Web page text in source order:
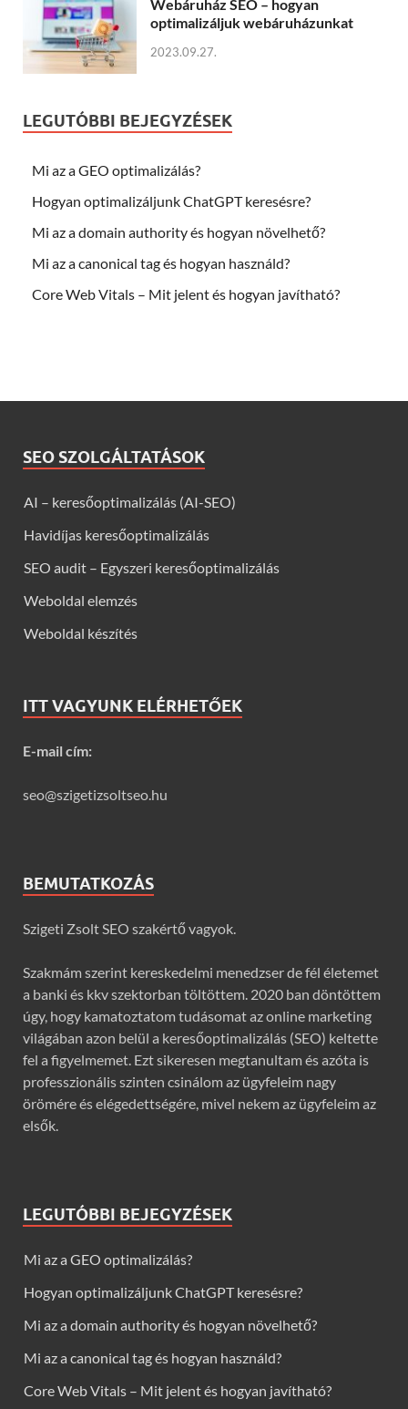
Webáruház SEO – hogyan
optimalizáljuk webáruházunkat
2023.09.27.
LEGUTÓBBI BEJEGYZÉSEK
Mi az a GEO optimalizálás?
Hogyan optimalizáljunk ChatGPT keresésre?
Mi az a domain authority és hogyan növelhető?
Mi az a canonical tag és hogyan használd?
Core Web Vitals – Mit jelent és hogyan javítható?
SEO SZOLGÁLTATÁSOK
AI – keresőoptimalizálás (AI-SEO)
Havidíjas keresőoptimalizálás
SEO audit – Egyszeri keresőoptimalizálás
Weboldal elemzés
Weboldal készítés
ITT VAGYUNK ELÉRHETŐEK
E-mail cím:
seo@szigetizsoltseo.hu
BEMUTATKOZÁS
Szigeti Zsolt SEO szakértő vagyok.
Szakmám szerint kereskedelmi menedzser de fél életemet
a banki és kkv szektorban töltöttem. 2020 ban döntöttem
úgy, hogy kamatoztatom tudásomat az online marketing
világában azon belül a keresőoptimalizálás (SEO) keltette
fel a figyelmemet. Ezt sikeresen megtanultam és azóta is
professzionális szinten csinálom az ügyfeleim nagy
örömére és elégedettségére, mivel nekem az ügyfeleim az
elsők.
LEGUTÓBBI BEJEGYZÉSEK
Mi az a GEO optimalizálás?
Hogyan optimalizáljunk ChatGPT keresésre?
Mi az a domain authority és hogyan növelhető?
Mi az a canonical tag és hogyan használd?
Core Web Vitals – Mit jelent és hogyan javítható?